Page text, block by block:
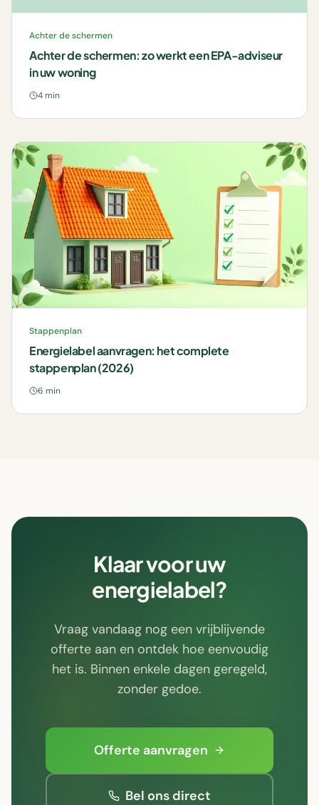
Achter de schermen
Achter de schermen: zo werkt een EPA-adviseur
in uw woning
4 min
Stappenplan
Energielabel aanvragen: het complete
stappenplan (2026)
6 min
Klaar voor uw
energielabel?
Vraag vandaag nog een vrijblijvende
offerte aan en ontdek hoe eenvoudig
het is. Binnen enkele dagen geregeld,
zonder gedoe.
Offerte aanvragen
Bel ons direct